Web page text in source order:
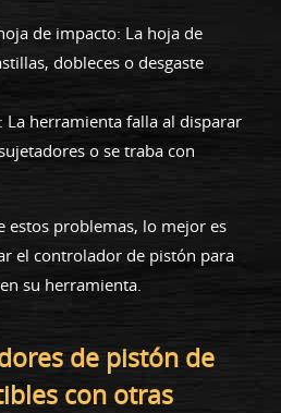
de impacto: La hoja de
dobleces o desgaste
La herramienta falla al disparar
o se traba con
estos problemas, lo mejor es
el controlador de pistón para
su herramienta.
de pistón de
con otras